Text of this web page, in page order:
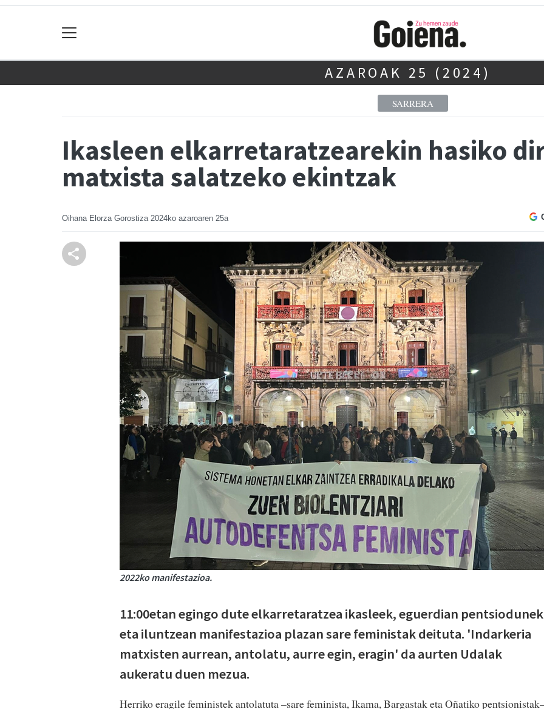
AZAROAK 25 (2024)
SARRERA
Ikasleen elkarretaratzearekin hasiko
matxista salatzeko ekintzak
Oihana Elorza Gorostiza 2024ko azaroaren 25a
2022ko manifestazioa.
11:00etan egingo dute elkarretaratzea ikasleek, eguerdian pentsiodunek
eta iluntzean manifestazioa plazan sare feministak deituta. 'Indarkeria
matxisten aurrean, antolatu, aurre egin, eragin' da aurten Udalak
aukeratu duen mezua.
Herriko eragile feministek antolatuta –sare feminista, Ikama, Bargastak eta Oñatiko